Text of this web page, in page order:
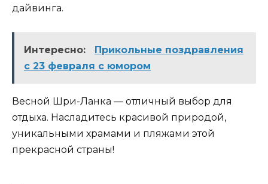
дайвинга.
Интересно:
Прикольные поздравления
с 23 февраля с юмором
Весной Шри-Ланка — отличный выбор для
отдыха. Насладитесь красивой природой,
уникальными храмами и пляжами этой
прекрасной страны!